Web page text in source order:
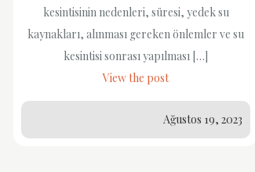
kesintisinin nedenleri, süresi, yedek su
kaynakları, alınması gereken önlemler ve su
kesintisi sonrası yapılması […]
View the post
Ağustos 19, 2023